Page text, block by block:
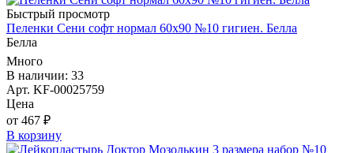
Быстрый просмотр
Пеленки Сени софт нормал 60х90 №10 гигиен. Белла
Белла
Много
В наличии: 33
Арт. KF-00025759
Цена
от 467 ₽
В корзину